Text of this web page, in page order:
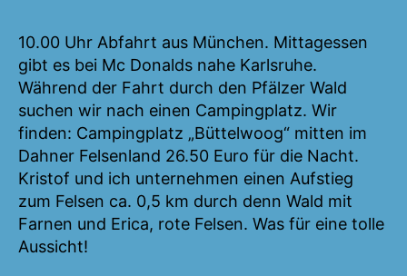
10.00 Uhr Abfahrt aus München. Mittagessen
gibt es bei Mc Donalds nahe Karlsruhe.
Während der Fahrt durch den Pfälzer Wald
suchen wir nach einen Campingplatz. Wir
finden: Campingplatz „Büttelwoog“ mitten im
Dahner Felsenland 26.50 Euro für die Nacht.
Kristof und ich unternehmen einen Aufstieg
zum Felsen ca. 0,5 km durch denn Wald mit
Farnen und Erica, rote Felsen. Was für eine tolle
Aussicht!